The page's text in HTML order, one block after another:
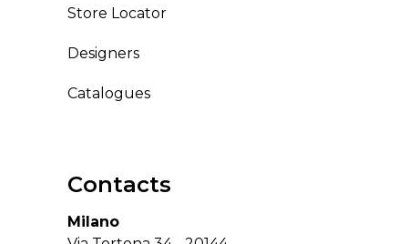
Store Locator
Designers
Catalogues
Contacts
Milano